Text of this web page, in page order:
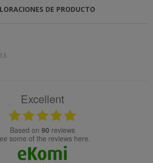
DE PRODUCTO
Excellent
based on 90 reviews
some of the reviews here.